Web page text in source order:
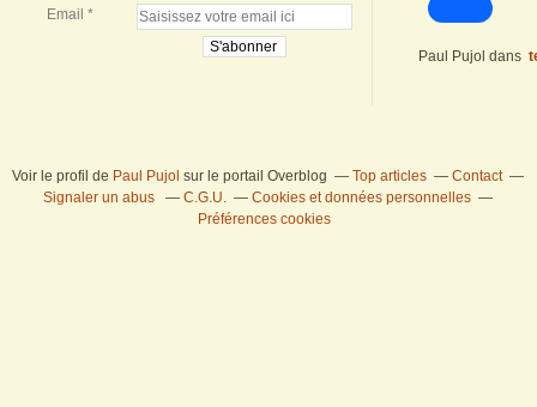
Email
Paul Pujol dans
Voir le profil de Paul Pujol sur le portail Overblog Top articles
Contact
Signaler un abus
C.G.U.
Cookies et données personnelles
Préférences cookies